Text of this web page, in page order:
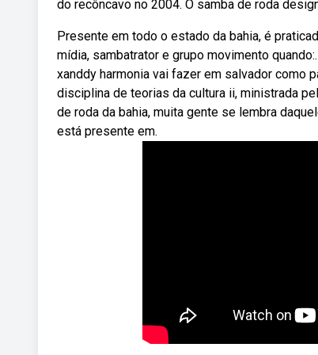
do recôncavo no 2004. O samba de roda
Presente em todo o estado da bahia, é
mídia, sambatrator e grupo movimento
xanddy harmonia vai fazer em salvador como
disciplina de teorias da cultura ii, ministrada
de roda da bahia, muita gente se lembra
está presente em.